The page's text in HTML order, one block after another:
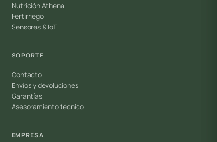
Nutrición Athena
Fertirriego
Sensores & IoT
SOPORTE
Contacto
Envíos y devoluciones
Garantías
Asesoramiento técnico
EMPRESA